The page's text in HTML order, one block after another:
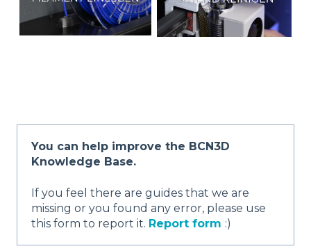
You can help improve the BCN3D
Knowledge Base.
If you feel there are guides that we are
missing or you found any error, please use
this form to report it. Report form :)